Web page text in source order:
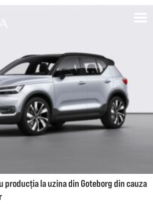
producția la uzina din Goteborg din cauza